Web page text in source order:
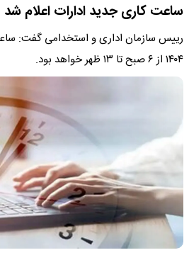
ساعت کاری جدید ادارات اعلام شد
۱۴۰۴ از ۶ صبح تا ۱۳ ظهر خواهد بود.